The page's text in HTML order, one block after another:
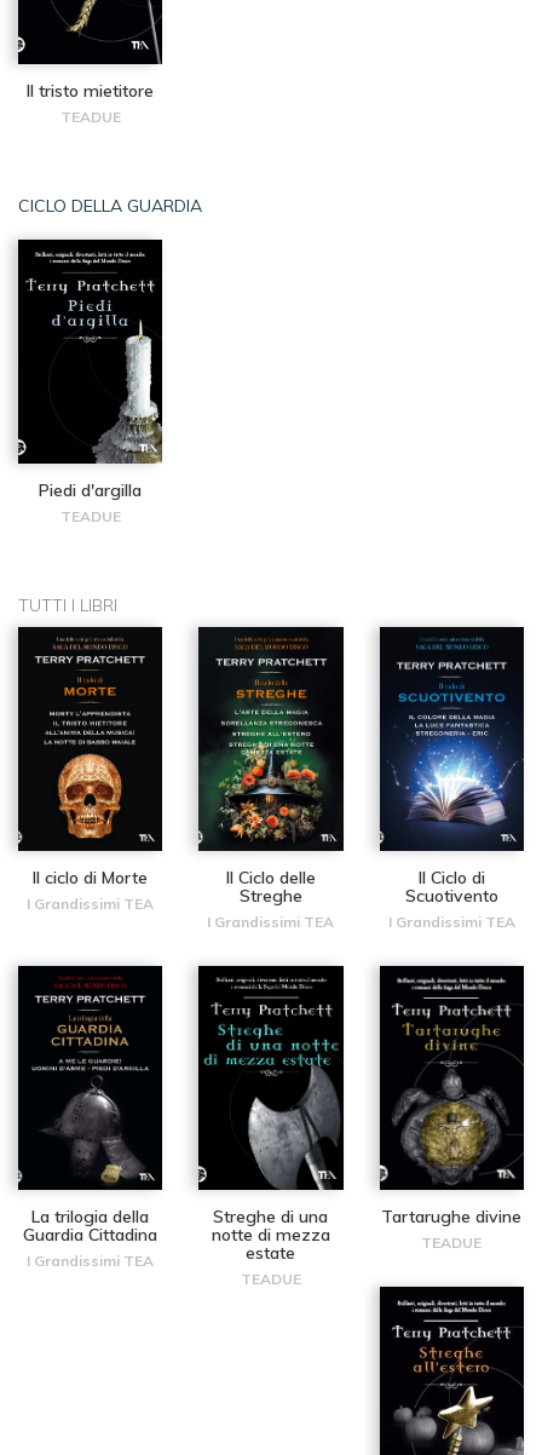
Il tristo mietitore
TEADUE
CICLO DELLA GUARDIA
Piedi d'argilla
TEADUE
TUTTI I LIBRI
Il ciclo di Morte
I Grandissimi TEA
Il Ciclo delle
Streghe
I Grandissimi TEA
Il Ciclo di
Scuotivento
I Grandissimi TEA
La trilogia della
Guardia Cittadina
I Grandissimi TEA
Streghe di una
notte di mezza
estate
TEADUE
Tartarughe divine
TEADUE